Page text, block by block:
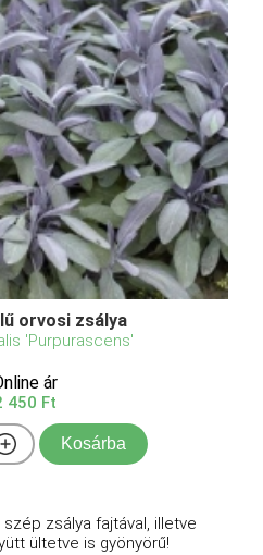
orvosi zsálya
'Purpurascens'
ár
450 Ft
Kosárba
szép zsálya fajtával, illetve
ültetve is gyönyörű!